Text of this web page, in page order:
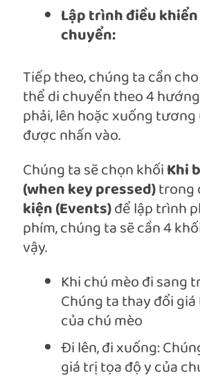
Lập trình điều
chuyển:
Tiếp theo, chúng ta cần
thể di chuyển theo 4
phải, lên hoặc xuống
được nhấn vào.
Chúng ta sẽ chọn khốiKhi
(when key pressed)trong
kiện (Events)để lập trình
phím, chúng ta sẽ cần 4
vậy.
Khi chú mèo đi sang
Chúng ta thay đổi
của chú mèo
Đi lên, đi xuống:
giá trị tọa độ y của